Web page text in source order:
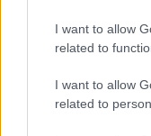
I want to allow
related to
I want to allow
related to